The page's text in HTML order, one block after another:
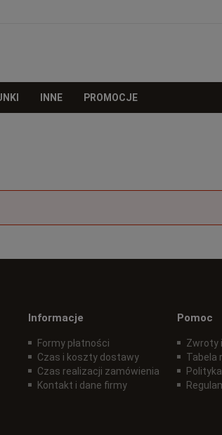
INNE PROMOCJE
Informacje
Formy płatności
Czas i koszty dostawy
Czas realizacji zamówienia
Kontakt i dane firmy
Pomoc
Zwroty
Tabela